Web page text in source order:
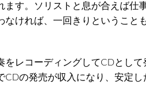
す。ソリストと息が合えば仕
ければ、一回きりということ
レコーディングしてCDとして
の発売が収入になり、安定し